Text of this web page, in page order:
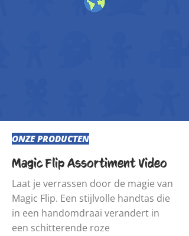
ONZE PRODUCTEN
Magic Flip Assortiment Video
Laat je verrassen door de magie van
Magic Flip. Een stijlvolle handtas die
in een handomdraai verandert in
een schitterende roze